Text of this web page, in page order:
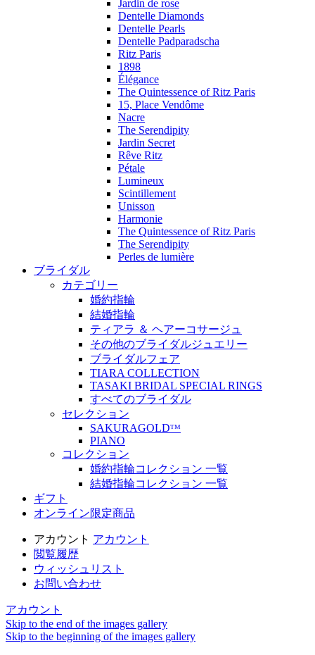
Jardin de rose
Dentelle Diamonds
Dentelle Pearls
Dentelle Padparadscha
Ritz Paris
1898
Élégance
The Quintessence of Ritz Paris
15, Place Vendôme
Nacre
The Serendipity
Jardin Secret
Rêve Ritz
Pétale
Lumineux
Scintillement
Unisson
Harmonie
The Quintessence of Ritz Paris
The Serendipity
Perles de lumière
ブライダル
カテゴリー
婚約指輪
結婚指輪
ティアラ ＆ ヘアーコサージュ
その他のブライダルジュエリー
ブライダルフェア
TIARA COLLECTION
TASAKI BRIDAL SPECIAL RINGS
すべてのブライダル
セレクション
SAKURAGOLDᵀᴹ
PIANO
コレクション
婚約指輪コレクション 一覧
結婚指輪コレクション 一覧
ギフト
オンライン限定商品
アカウント アカウント
閲覧履歴
ウィッシュリスト
お問い合わせ
アカウント
Skip to the end of the images gallery
Skip to the beginning of the images gallery